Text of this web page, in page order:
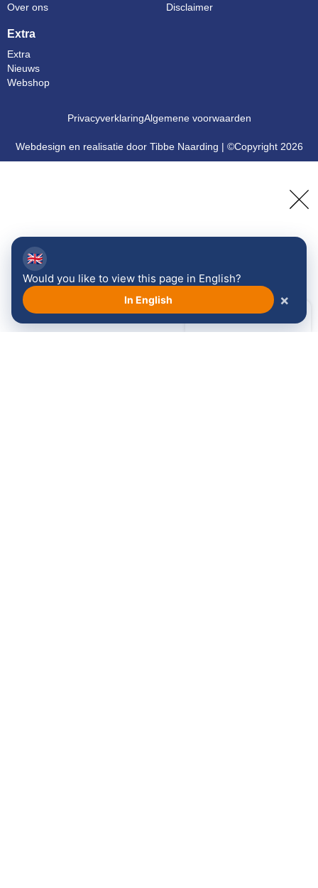
Over ons
Disclaimer
Extra
Extra
Nieuws
Webshop
Webdesign en realisatie door Tibbe Naarding | ©Copyright 2026
PrivacyverklaringAlgemene voorwaarden
🇬🇧
Would you like to view this page in English?
In English ×